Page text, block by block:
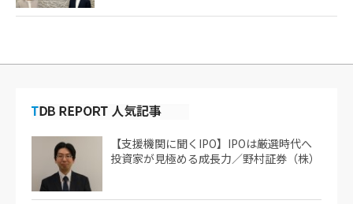
【支援機関に聞くIPO】IPOは厳選時代へ
投資家が見極める成長力／野村証券（株）